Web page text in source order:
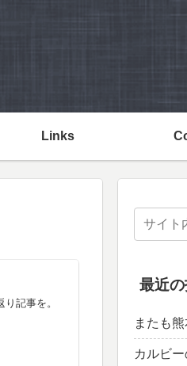
Links
記事を。
最近
またも
カルビ